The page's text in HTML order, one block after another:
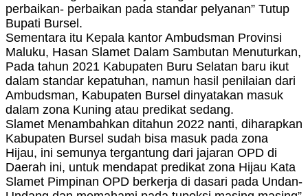
perbaikan- perbaikan pada standar pelyanan” Tutup
Bupati Bursel.
Sementara itu Kepala kantor Ambudsman Provinsi
Maluku, Hasan Slamet Dalam Sambutan Menuturkan,
Pada tahun 2021 Kabupaten Buru Selatan baru ikut
dalam standar kepatuhan, namun hasil penilaian dari
Ambudsman, Kabupaten Bursel dinyatakan masuk
dalam zona Kuning atau predikat sedang.
Slamet Menambahkan ditahun 2022 nanti, diharapkan
Kabupaten Bursel sudah bisa masuk pada zona
Hijau, ini semunya tergantung dari jajaran OPD di
Daerah ini, untuk mendapat predikat zona Hijau Kata
Slamet Pimpinan OPD berkerja di dasari pada Undan-